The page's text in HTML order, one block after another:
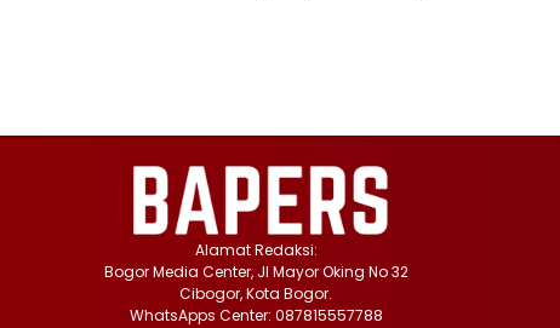
Alamat Redaksi:
Bogor Media Center, Jl Mayor Oking No 32
Cibogor, Kota Bogor.
WhatsApps Center: 087815557788